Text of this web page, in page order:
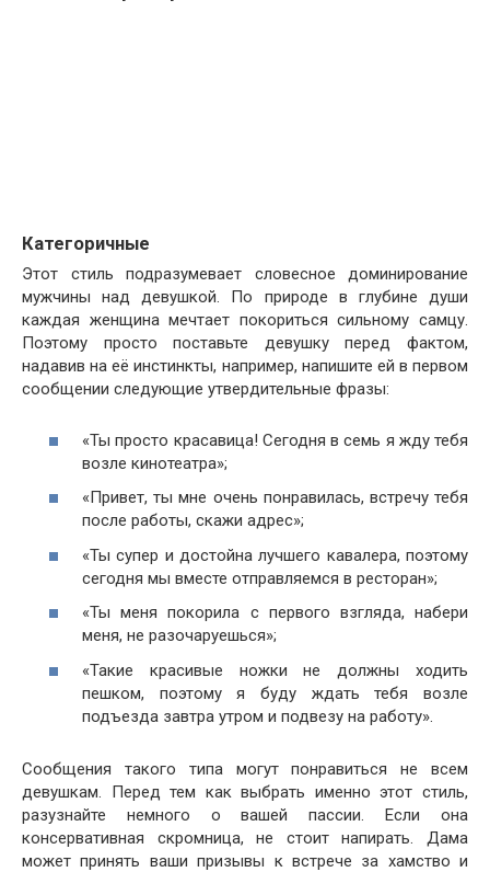
Категоричные
Этот стиль подразумевает словесное доминирование
мужчины над девушкой. По природе в глубине души
каждая женщина мечтает покориться сильному самцу.
Поэтому просто поставьте девушку перед фактом,
надавив на её инстинкты, например, напишите ей в первом
сообщении следующие утвердительные фразы:
«Ты просто красавица! Сегодня в семь я жду тебя
возле кинотеатра»;
«Привет, ты мне очень понравилась, встречу тебя
после работы, скажи адрес»;
«Ты супер и достойна лучшего кавалера, поэтому
сегодня мы вместе отправляемся в ресторан»;
«Ты меня покорила с первого взгляда, набери
меня, не разочаруешься»;
«Такие красивые ножки не должны ходить
пешком, поэтому я буду ждать тебя возле
подъезда завтра утром и подвезу на работу».
Сообщения такого типа могут понравиться не всем
девушкам. Перед тем как выбрать именно этот стиль,
разузнайте немного о вашей пассии. Если она
консервативная скромница, не стоит напирать. Дама
может принять ваши призывы к встрече за хамство и